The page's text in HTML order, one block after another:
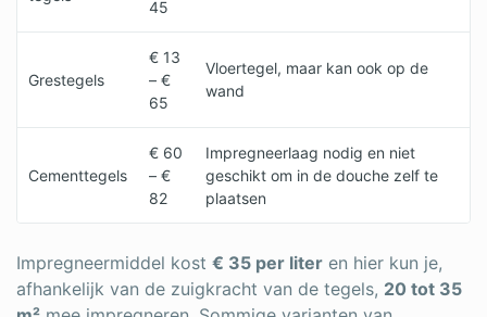
45
Grestegels
€ 13
– €
65
Vloertegel, maar kan ook op de
wand
Cementtegels
€ 60
– €
82
Impregneerlaag nodig en niet
geschikt om in de douche zelf te
plaatsen
Impregneermiddel kost € 35 per liter en hier kun je,
afhankelijk van de zuigkracht van de tegels, 20 tot 35